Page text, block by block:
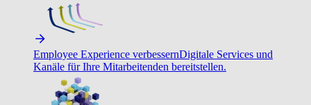
Employee Experience verbessernDigitale Services und
Kanäle für Ihre Mitarbeitenden bereitstellen.